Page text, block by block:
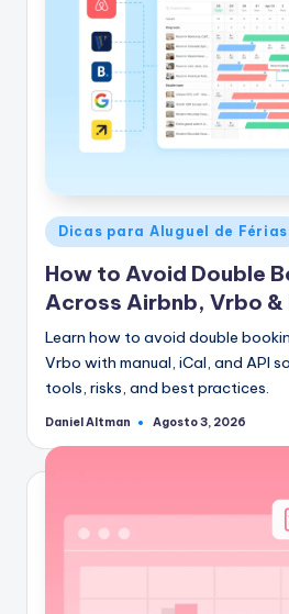
Postado
em
Dicas para Aluguel de Férias
How to Avoid Double
Across Airbnb, Vrbo &
Learn how to avoid double
Vrbo with manual, iCal, and API
tools, risks, and best practices.
Postado
Daniel Altman Agosto 3, 2026